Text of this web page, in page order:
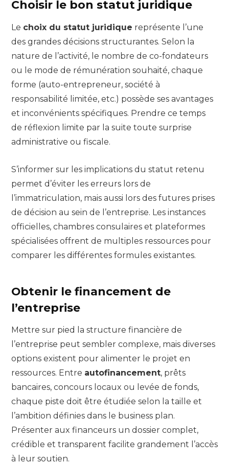
Choisir le bon statut juridique
Le choix du statut juridique représente l’une
des grandes décisions structurantes. Selon la
nature de l’activité, le nombre de co-fondateurs
ou le mode de rémunération souhaité, chaque
forme (auto-entrepreneur, société à
responsabilité limitée, etc.) possède ses avantages
et inconvénients spécifiques. Prendre ce temps
de réflexion limite par la suite toute surprise
administrative ou fiscale.
S’informer sur les implications du statut retenu
permet d’éviter les erreurs lors de
l’immatriculation, mais aussi lors des futures prises
de décision au sein de l’entreprise. Les instances
officielles, chambres consulaires et plateformes
spécialisées offrent de multiples ressources pour
comparer les différentes formules existantes.
Obtenir le financement de
l’entreprise
Mettre sur pied la structure financière de
l’entreprise peut sembler complexe, mais diverses
options existent pour alimenter le projet en
ressources. Entre autofinancement, prêts
bancaires, concours locaux ou levée de fonds,
chaque piste doit être étudiée selon la taille et
l’ambition définies dans le business plan.
Présenter aux financeurs un dossier complet,
crédible et transparent facilite grandement l’accès
à leur soutien.